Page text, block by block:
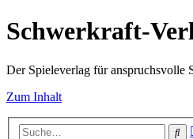
Schwerkraft-
Der Spieleverlag für anspruchsvolle
Zum Inhalt